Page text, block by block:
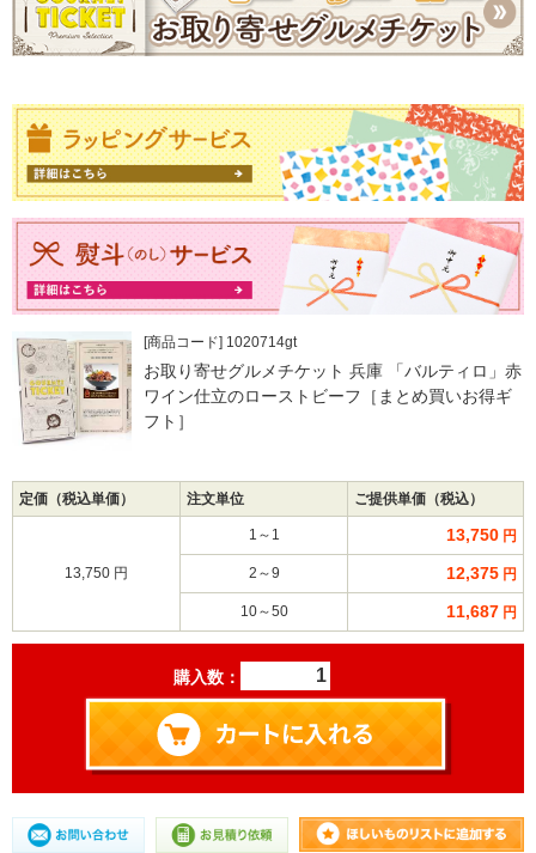
[商品コード] 1020714gt
お取り寄せグルメチケット 兵庫 「バルティロ」赤
ワイン仕立のローストビーフ［まとめ買いお得ギ
フト］
定価（税込単価） 注文単位 ご提供単価（税込）
13,750 円
1～1 13,750 円
2～9 12,375 円
10～50 11,687 円
購入数：